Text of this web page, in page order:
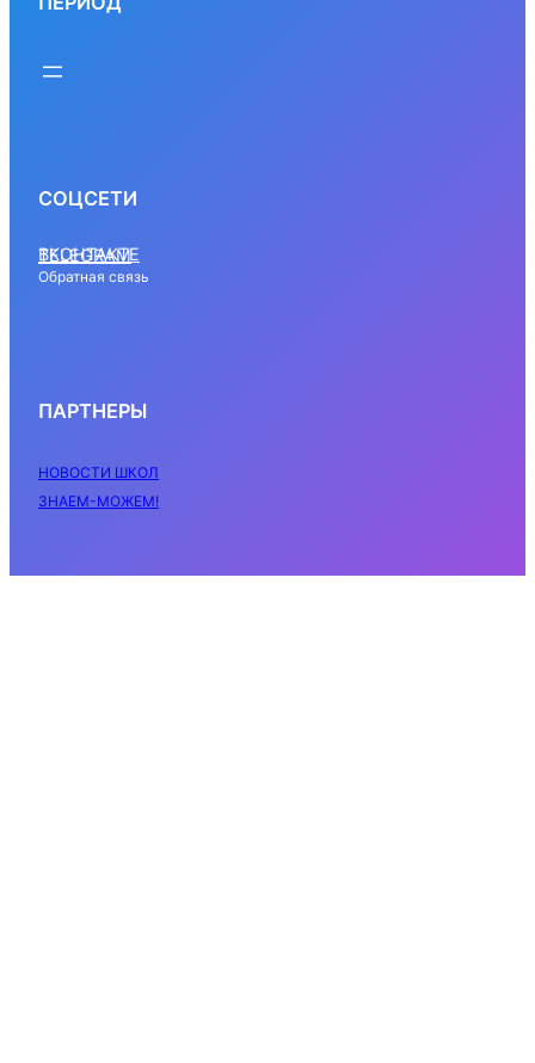
СОЦСЕТИ
ВКОНТАКТЕ
TELEGRAM
Обратная связь
ПАРТНЕРЫ
НОВОСТИ ШКОЛ
ЗНАЕМ-МОЖЕМ!